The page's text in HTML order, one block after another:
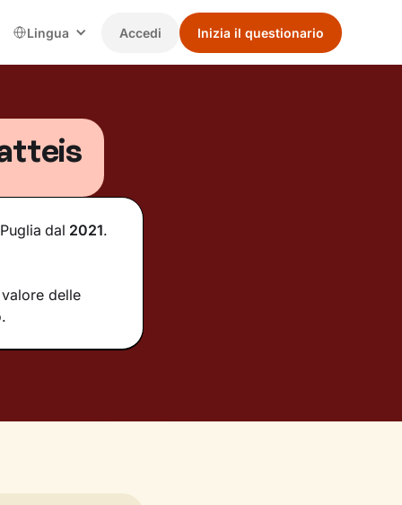
Lingua Accedi Inizia il questionario
dal 2021.
delle